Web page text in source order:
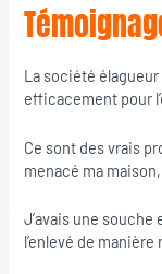
La société
efficacement pour
Ce sont des vrais
menacé ma
J’avais une
l’enlevé de manière